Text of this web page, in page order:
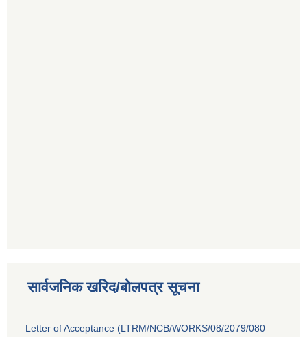
सार्वजनिक खरिद/बोलपत्र सूचना
Letter of Acceptance (LTRM/NCB/WORKS/08/2079/080